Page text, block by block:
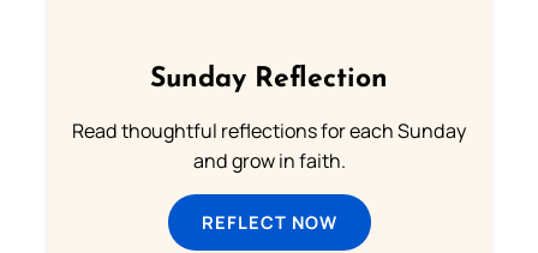
Sunday Reflection
Read thoughtful reflections for each Sunday
and grow in faith.
REFLECT NOW